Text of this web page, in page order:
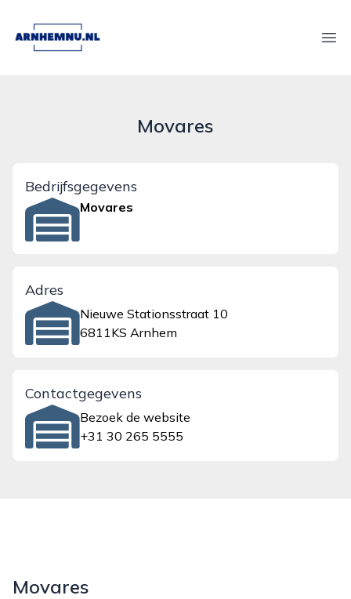
arnhemnu.nl
Movares
Bedrijfsgegevens
Movares
Adres
Nieuwe Stationsstraat 10
6811KS Arnhem
Contactgegevens
Bezoek de website
+31 30 265 5555
Movares